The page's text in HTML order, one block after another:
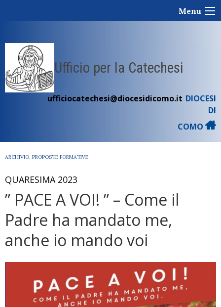
Menu
Ufficio per la Catechesi
ufficiocatechesi@diocesidicomo.it DIOCESI
DI
COMO
ARCHIVIO, PROPOSTE FORMATIVE
QUARESIMA 2023
” PACE A VOI! ” – Come il
Padre ha mandato me,
anche io mando voi